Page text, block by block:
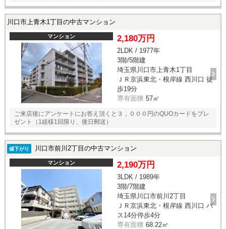
川口市上青木1丁目の中古マンション
マンション 2,180万円
2LDK / 1977年
3階/5階建
埼玉県川口市上青木1丁目
ＪＲ京浜東北・根岸線 西川口 徒
歩19分
専有面積 57㎡
ご来店後にアンケートにお答え頂くと３，０００円のQUOカードをプレ
ゼント（1組様1回限り、後日郵送）
値下がり 川口市前川2丁目の中古マンション
マンション 2,190万円
3LDK / 1989年
3階/7階建
埼玉県川口市前川2丁目
ＪＲ京浜東北・根岸線 西川口 バ
ス14分停歩4分
専有面積 68.22㎡